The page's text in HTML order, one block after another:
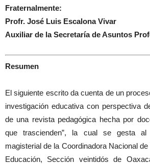
Fraternalmente:
Profr. José Luis Escalona Vivar
Auxiliar de la Secretaría de Asuntos
Resumen
El siguiente escrito da cuenta de un
investigación educativa con perspectiva
de una revista pedagógica hecha por
que trascienden”, la cual se gesta
magisterial de la Coordinadora Nacional
Educación, Sección veintidós de